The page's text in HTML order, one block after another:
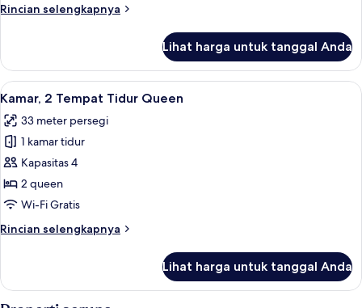
(Mobility/Hearing
Rincian selengkapnya
Rincian
Suite,
kamar
(Mobility/Hearing
Accessible,
Tub)
Lihat harga untuk tanggal Anda
Lihat
semua
foto
untuk
Kamar,
2
Tempat
Queen
Kamar, 2 Tempat Tidur Queen |
7
Kamar, 2 Tempat Tidur Queen
33 meter persegi
1 kamar tidur
Kapasitas 4
2 queen
Wi-Fi Gratis
Rincian selengkapnya
Rincian
Kamar,
2
Lihat harga untuk tanggal Anda